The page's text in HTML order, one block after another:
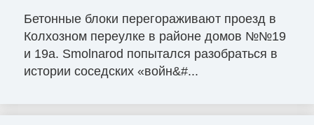
Бетонные блоки перегораживают проезд в
Колхозном переулке в районе домов №№19
и 19а. Smolnarod попытался разобраться в
истории соседских «войн&#...